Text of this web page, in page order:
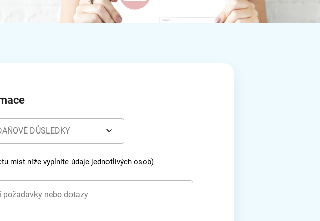
DŮSLEDKY
míst níže vyplníte údaje jednotlivých osob)